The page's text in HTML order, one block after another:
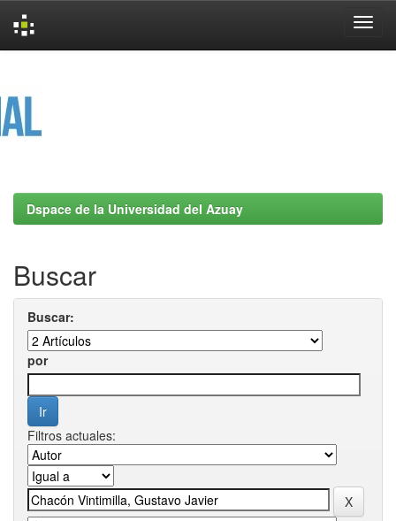
Dspace de la Universidad del Azuay
Buscar
Buscar:
por
Filtros actuales: